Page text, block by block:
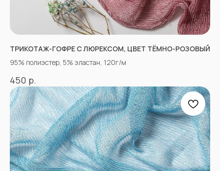
ТРИКОТАЖ-ГОФРЕ С ЛЮРЕКСОМ, ЦВЕТ ТЁМНО-РОЗОВЫЙ
95% полиэстер, 5% эластан, 120г/м
450 р.
«Ткани 3.5.7»
Оптово-розничный
@ 2026
ИП Вакульчик Мария Олеговна
ОГРН 322265100088534
ИНН 262609965884
КАТАЛОГ
*